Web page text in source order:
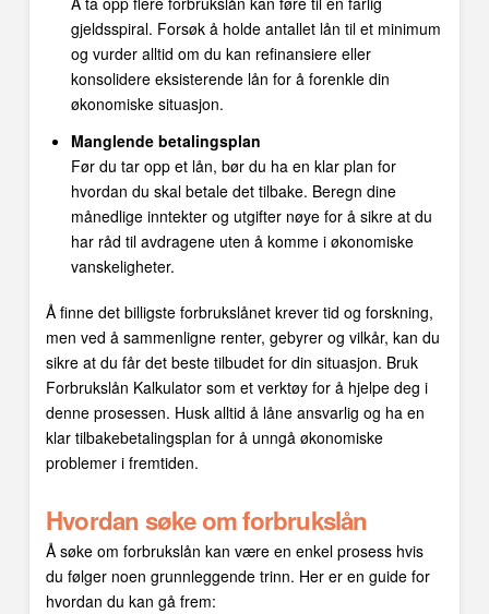
gjeldsspiral. Forsøk å holde antallet lån til et minimum
og vurder alltid om du kan refinansiere eller
konsolidere eksisterende lån for å forenkle din
økonomiske situasjon.
Manglende betalingsplan
Før du tar opp et lån, bør du ha en klar plan for
hvordan du skal betale det tilbake. Beregn dine
månedlige inntekter og utgifter nøye for å sikre at du
har råd til avdragene uten å komme i økonomiske
vanskeligheter.
Å finne det billigste forbrukslånet krever tid og forskning,
men ved å sammenligne renter, gebyrer og vilkår, kan du
sikre at du får det beste tilbudet for din situasjon. Bruk
Forbrukslån Kalkulator som et verktøy for å hjelpe deg i
denne prosessen. Husk alltid å låne ansvarlig og ha en
klar tilbakebetalingsplan for å unngå økonomiske
problemer i fremtiden.
Hvordan søke om forbrukslån
Å søke om forbrukslån kan være en enkel prosess hvis
du følger noen grunnleggende trinn. Her er en guide for
hvordan du kan gå frem: